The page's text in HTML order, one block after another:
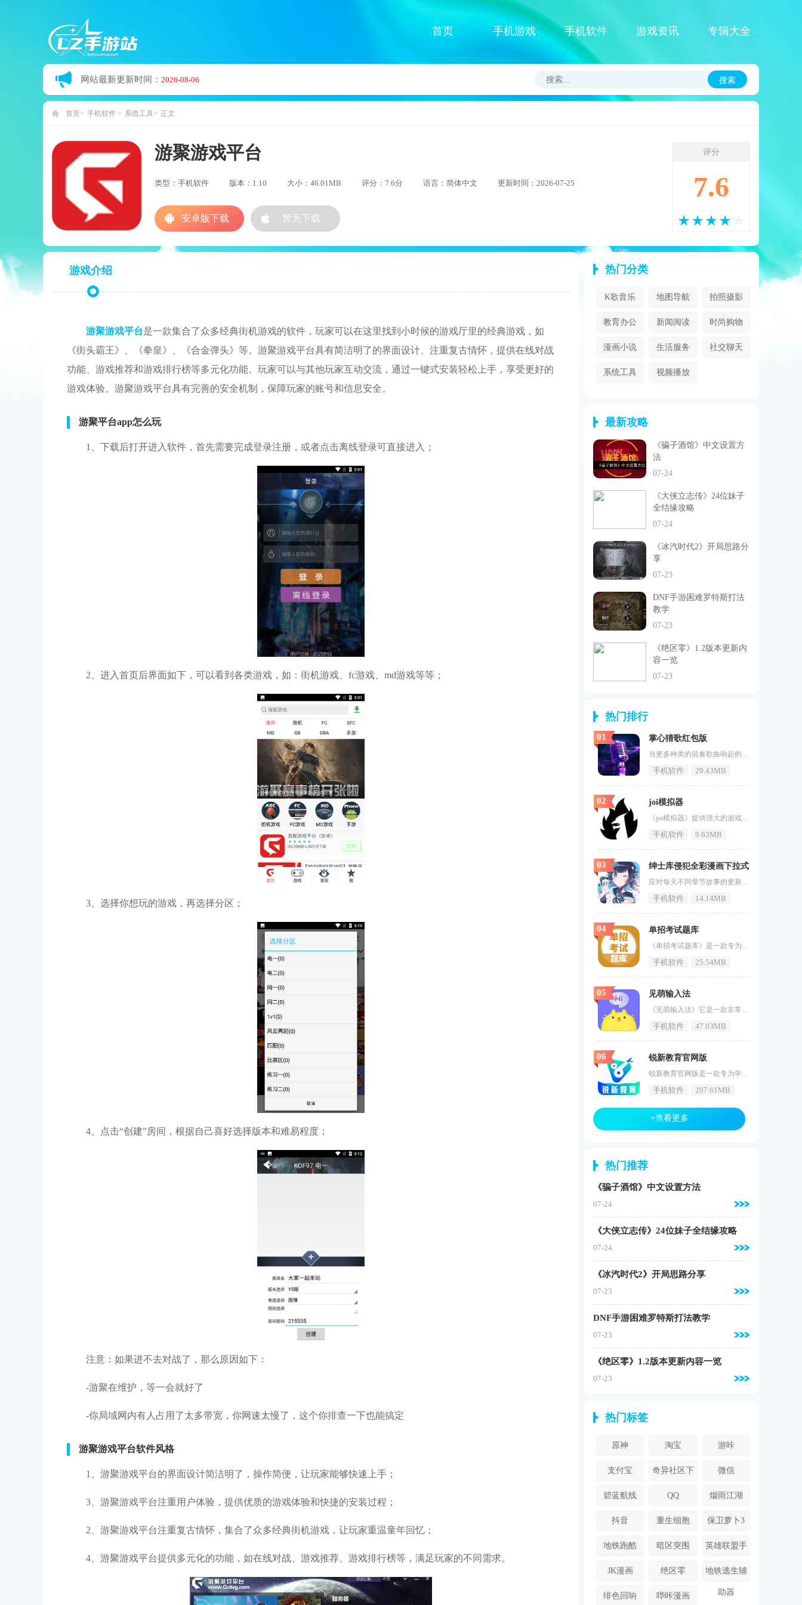
首页 手机游戏 手机软件 游戏资讯 专辑大全
网站最新更新时间： 2026-08-06 搜索
首页 手机软件 系统工具 正文
游聚游戏平台
类型：手机软件 版本：1.10 大小：46.01MB 评分：7.6分 语言：简体中文 更新时间：2026-07-25
评分
7.6
游戏介绍
游聚游戏平台是一款集合了众多经典街机游戏的软件，玩家可以在这里找到小时候的游戏厅里的经典游戏，如
《街头霸王》、《拳皇》、《合金弹头》等。游聚游戏平台具有简洁明了的界面设计、注重复古情怀，提供在线对战
功能、游戏推荐和游戏排行榜等多元化功能。玩家可以与其他玩家互动交流，通过一键式安装轻松上手，享受更好的
游戏体验。游聚游戏平台具有完善的安全机制，保障玩家的账号和信息安全。
游聚平台app怎么玩
1、下载后打开进入软件，首先需要完成登录注册，或者点击离线登录可直接进入；
2、进入首页后界面如下，可以看到各类游戏，如：街机游戏、fc游戏、md游戏等等；
3、选择你想玩的游戏，再选择分区；
4、点击“创建”房间，根据自己喜好选择版本和难易程度；
注意：如果进不去对战了，那么原因如下：
-游聚在维护，等一会就好了
-你局域网内有人占用了太多带宽，你网速太慢了，这个你排查一下也能搞定
游聚游戏平台软件风格
1、游聚游戏平台的界面设计简洁明了，操作简便，让玩家能够快速上手；
3、游聚游戏平台注重用户体验，提供优质的游戏体验和快捷的安装过程；
2、游聚游戏平台注重复古情怀，集合了众多经典街机游戏，让玩家重温童年回忆；
4、游聚游戏平台提供多元化的功能，如在线对战、游戏推荐、游戏排行榜等，满足玩家的不同需求。
热门分类
K歌音乐 地图导航 拍照摄影
教育办公 新闻阅读 时尚购物
漫画小说 生活服务 社交聊天
系统工具 视频播放
最新攻略
《骗子酒馆》中文设置方
法
07-24
《大侠立志传》24位妹子
全结缘攻略
07-24
《冰汽时代2》开局思路分
享
07-23
DNF手游困难罗特斯打法
教学
07-23
《绝区零》1.2版本更新内
容一览
07-23
热门排行
掌心猜歌红包版
当更多种类的前奏歌曲响起的时候，你能通过自己的快速反应来知道歌曲的名字吗？今天为大家带来《掌心猜歌红包版》，这是一款相当给力的资源获取软件，让你能够自由的通过软件为你呈递内容收获到更多新奇的猜歌新玩法，和好友互动不亦乐乎，还能拿到更多的奖励补助，有兴趣的朋友记得下载掌心猜歌红包版。掌心猜歌红包版竞技视频掌心猜歌红包版软件特色1、更多不错的曲目，任意的难度水平可以进行挑战，歌曲听的越多越容易，就越容易拿到看点内容。2、要想成为一名真正的歌曲猜谜者，就要考验你识别歌曲的能
手机软件 29.43MB
01
joi模拟器
《joi模拟器》提供强大的游戏模拟功能，让自己的手机成为强大的游戏机，玩家可以通过手机自由畅玩端游或者ps游戏，拥有着十分流畅的游戏体验。这是一款强大的廉价模拟器，它可以模拟多种游戏机，比如PlayStation、Nintendo和Sega等。让你可以直接在手机中游玩经典的童年游戏，除了经典童年街机游戏，在软件中用户还可以模拟各种PC游戏，让广大用户可以在手机上体验各种电脑游戏，而且这里有着超多的功能可以设置，能够让游戏运行变得更为的流畅。joi模拟器特点1、一键搜索：用
手机软件 9.63MB
02
绅士库侵犯全彩漫画下拉式
应对每天不同章节故事的更新节奏来更好的对于自己想要阅读的内容进行预存，存到一定程度进行一口气的阅读，非常爽，相信很多朋友都这样做过，今天为大家带来《绅士库侵犯全彩漫画下拉式》，这是一款为你带来高清全彩画质的漫画阅读软件，软件加载迅速，功能多样且好用。软件特色1、将推荐每天按照每个人都感兴趣的资源进行推荐，而且在线上观看漫画非常容易。2、绅士库侵犯全彩漫画下拉式全网优质漫画资源都为你以省心方式进行排版呈递，更新速度超快。3、支持离线缓存读取，让你可以进行自定义全本预存。
手机软件 14.14MB
03
单招考试题库
《单招考试题库》是一款专为单招考试设计的备考软件，功能丰富、实用性强。软件提供了大量的考试题库和名师直播课程，帮助用户高效备考。软件还提供了个性化的学习计划和路径规划，让用户能够科学、系统地备考。软件的操作界面简洁明了，用户体验良好。这款软件在备考领域中的出色表现，使得它在众多同类产品中脱颖而出，赢得了广大考生的信赖和好评。《单招考试题库》软件内容1、提供丰富的考试题库，涵盖多个学科和领域，满足用户的备考需求。2、拥有名师直播课程，用户可以在线观看，学习更高效。
手机软件 25.54MB
04
见萌输入法
《见萌输入法》它是一款非常易于使用的输入法软件，您可以随时更改您的输入法，多种打字模式可以提高您的打字速度，还有语音输入功能，都可以用语音输入，不仅好用，还可以找到丰富的表情包使用，与朋友拼图时，不要担心没有合适的表情包。见萌输入法介绍1、打字方式，提供多种常用打字方式，用户可以根据自己的习惯进行修改。2、语音输入，也支持语音输入方式，用户可以通过语音快速完成打字。3、表情推荐，每天都会为大家推荐很多流行的表情包，喜欢的可以下载使用。见萌输入法亮点1、软件里面有着
手机软件 47.03MB
05
锐新教育官网版
锐新教育官网版是一款专为学生和家长打造的在线教育APP，提供了丰富的教育资源，包括在线课程、课后辅导、作业答疑等。这款APP具有优秀的学习体验和便捷的操作方式，让用户能够在忙碌的学习生活中随时提升自己的学习效率。如果你是一个追求知识的人，那么这款APP绝对不容错过，快来下载最新版本，开始你的学习之旅吧。锐新教育软件功能1.海量资源：拥有各种类型的教育资源，满足不同用户的学习需求。2.精准搜索：用户可以通过输入关键词快速找到想要的资源。3.个性化推荐：根据用户的学
手机软件 207.61MB
06
+查看更多
热门推荐
《骗子酒馆》中文设置方法
07-24
《大侠立志传》24位妹子全结缘攻略
07-24
《冰汽时代2》开局思路分享
07-23
DNF手游困难罗特斯打法教学
07-23
《绝区零》1.2版本更新内容一览
07-23
热门标签
原神 淘宝 游咔
支付宝 奇异社区下
载安装
微信
碧蓝航线 QQ 烟雨江湖
抖音 重生细胞 保卫萝卜3
地铁跑酷 暗区突围 英雄联盟手
游
JK漫画 绝区零 地铁逃生辅
助器
绯色回响 哔咔漫画